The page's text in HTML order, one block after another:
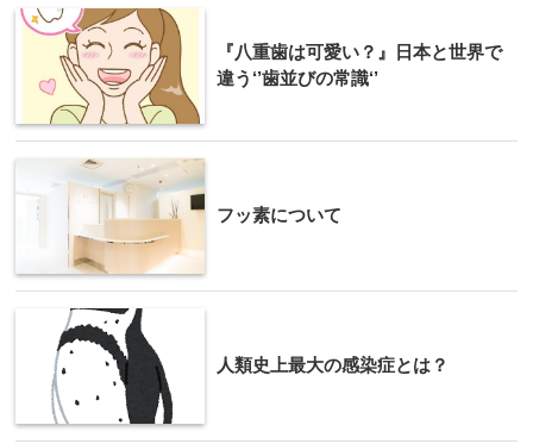
『八重歯は可愛い？』日本と世界で
違う‘’歯並びの常識‘’
フッ素について
人類史上最大の感染症とは？